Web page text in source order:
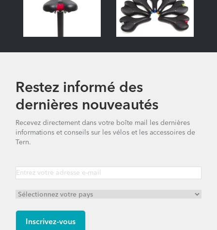
Restez informé des
dernières nouveautés
Recevez directement dans votre boîte mail les dernières
informations et conseils sur les vélos et les accessoires de
Tern.